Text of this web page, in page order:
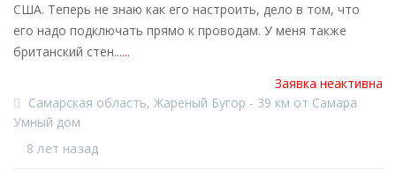
США. Теперь не знаю как его настроить, дело в том, что
его надо подключать прямо к проводам. У меня также
британский стен......
Заявка неактивна
8 лет назад
Самарская область, Жареный Бугор - 39 км от Самара
Умный дом